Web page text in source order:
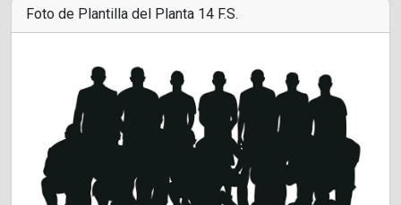
Foto de Plantilla del Planta 14 F.S.